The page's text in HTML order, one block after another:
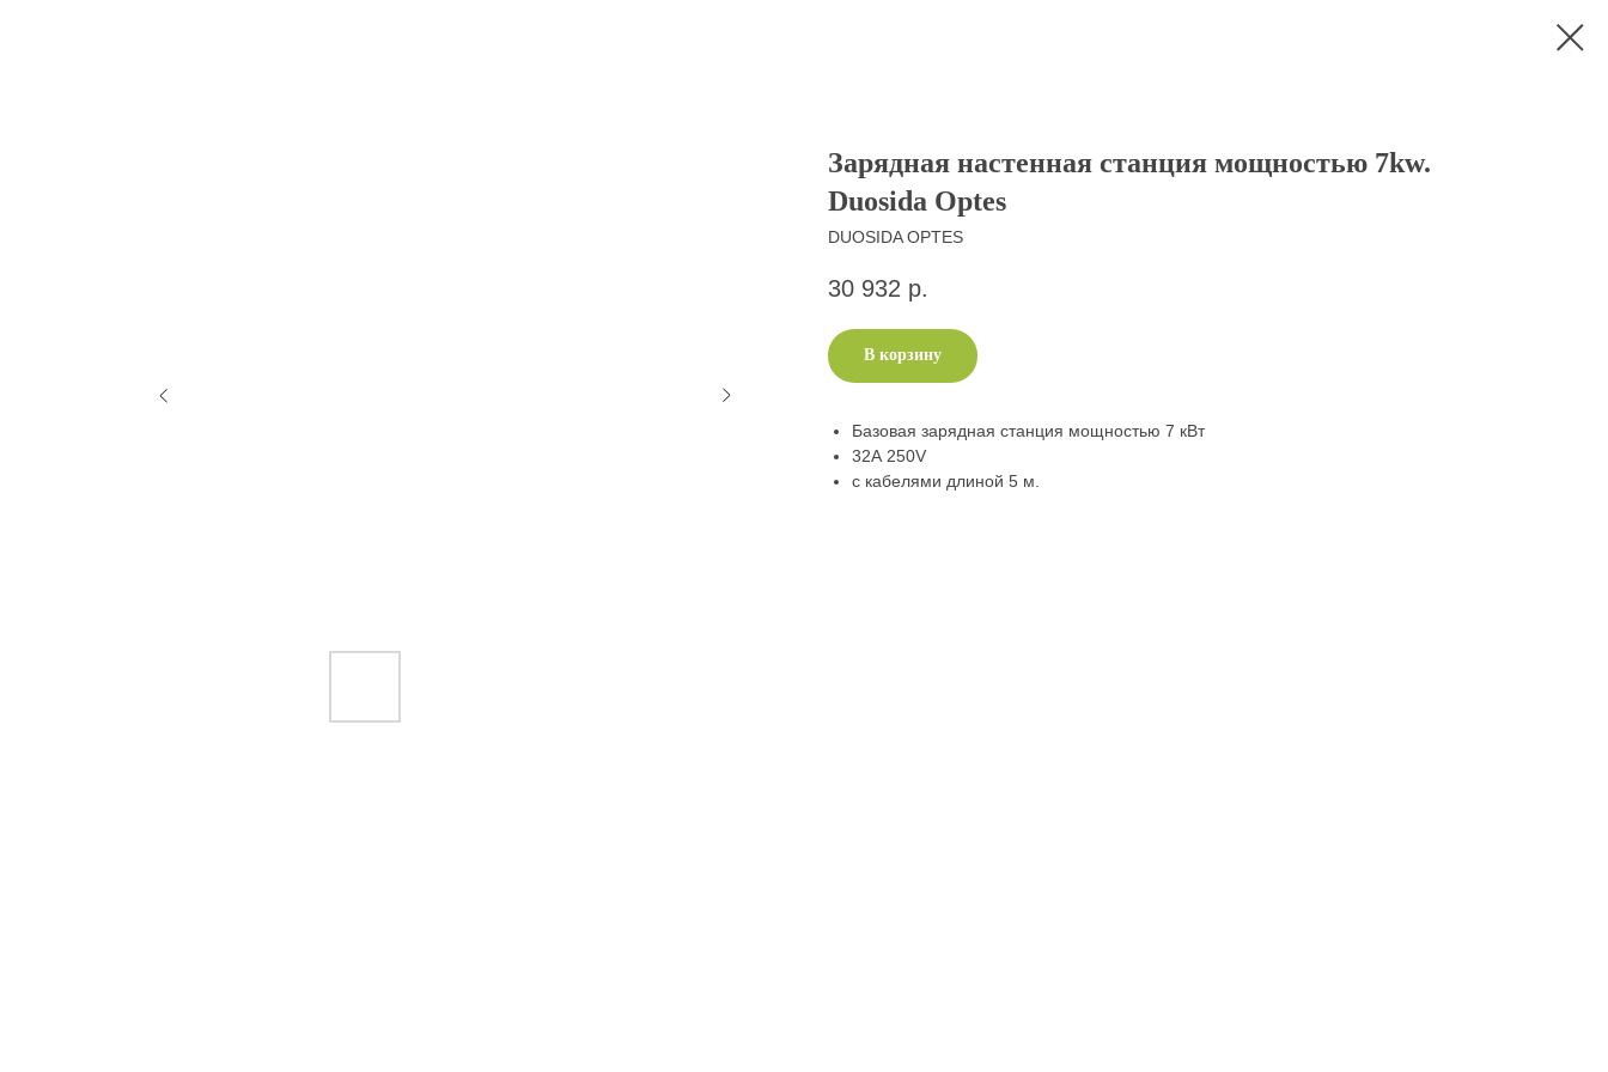
Зарядная настенная станция мощностью 7kw.
Duosida Optes
DUOSIDA OPTES
30 932 р.
В корзину
Базовая зарядная станция мощностью 7 кВт
32A 250V
с кабелями длиной 5 м.